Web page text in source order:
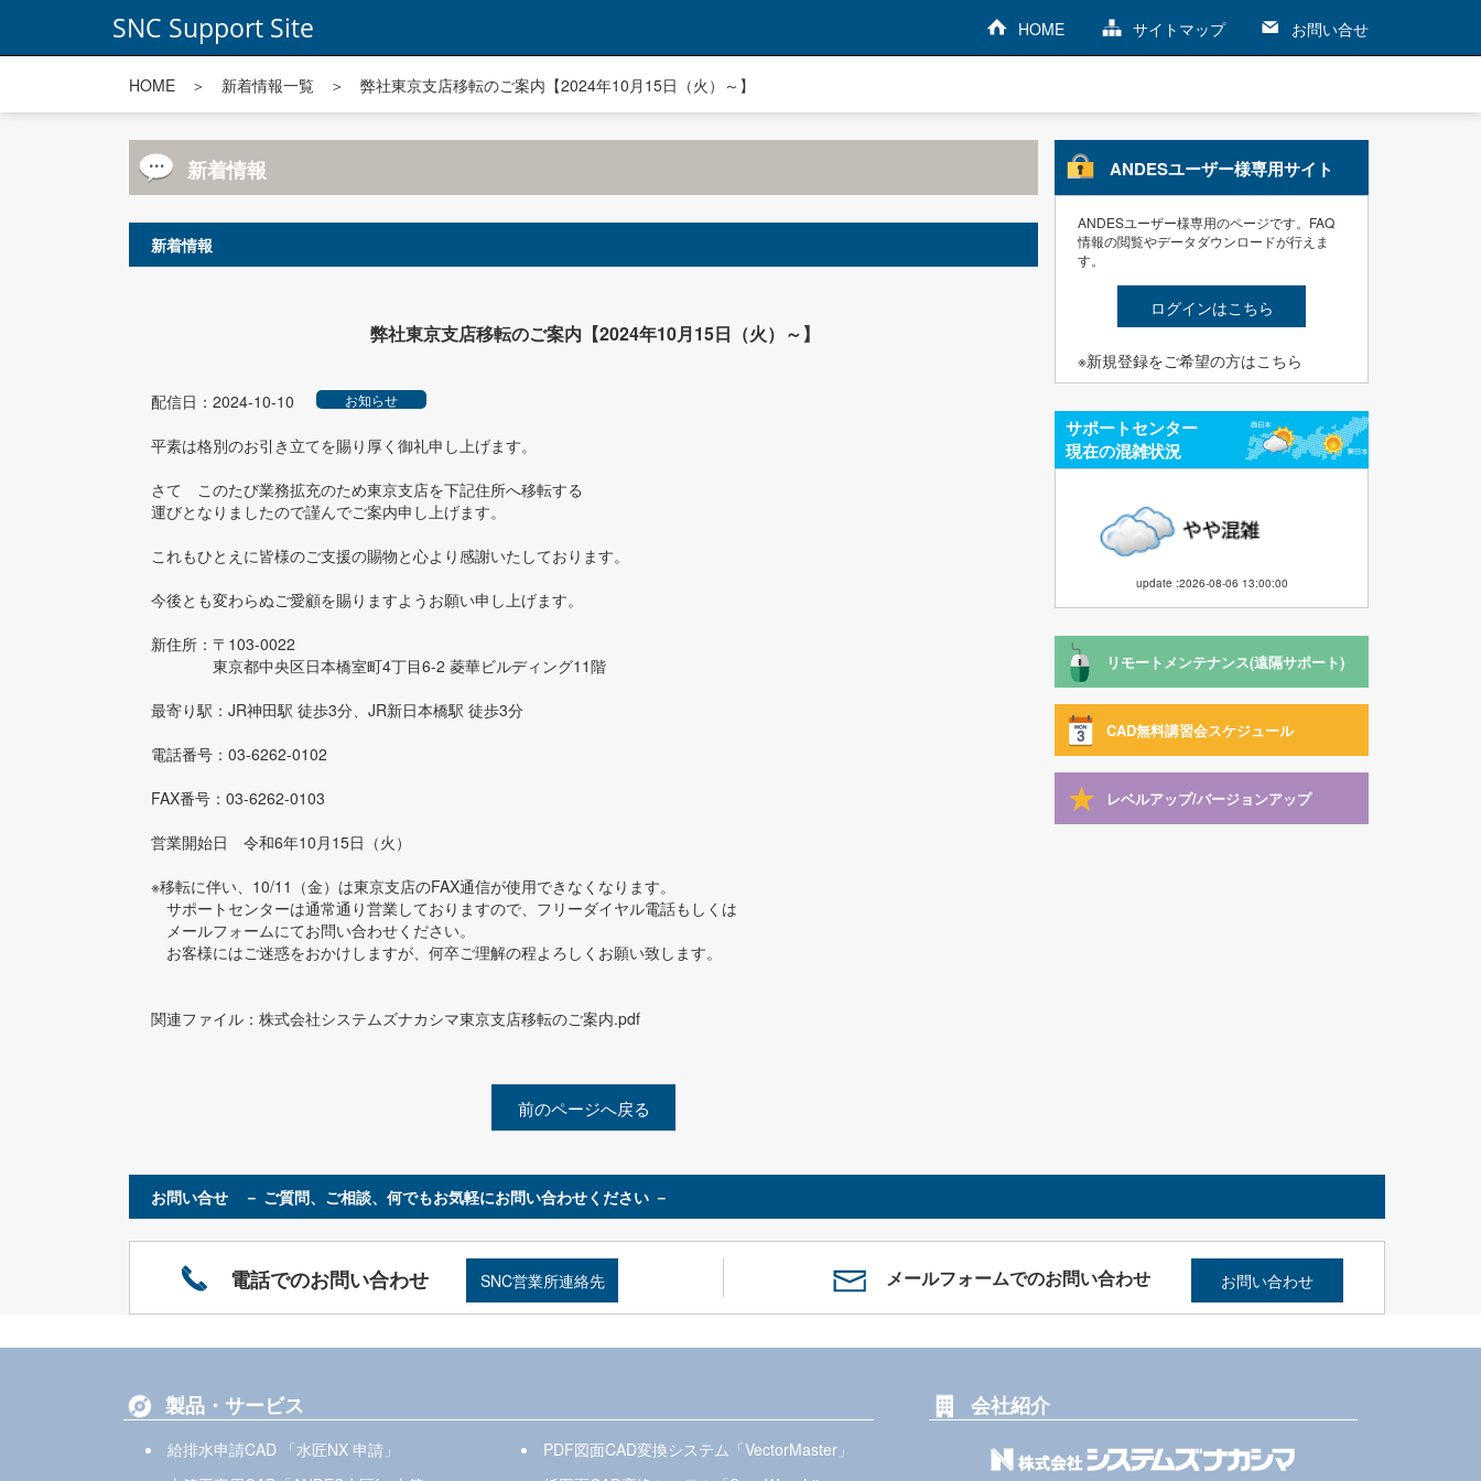
SNC Support Site HOME サイトマップ お問い合せ
HOME ＞ 新着情報一覧 ＞ 弊社東京支店移転のご案内【2024年10月15日（火）～】
新着情報
新着情報
弊社東京支店移転のご案内【2024年10月15日（火）～】
配信日：2024-10-10 お知らせ
平素は格別のお引き立てを賜り厚く御礼申し上げます。
さて このたび業務拡充のため東京支店を下記住所へ移転する
運びとなりましたので謹んでご案内申し上げます。
これもひとえに皆様のご支援の賜物と心より感謝いたしております。
今後とも変わらぬご愛顧を賜りますようお願い申し上げます。
新住所：〒103-0022
東京都中央区日本橋室町4丁目6-2 菱華ビルディング11階
最寄り駅：JR神田駅 徒歩3分、JR新日本橋駅 徒歩3分
電話番号：03-6262-0102
FAX番号：03-6262-0103
営業開始日 令和6年10月15日（火）
※移転に伴い、10/11（金）は東京支店のFAX通信が使用できなくなります。
サポートセンターは通常通り営業しておりますので、フリーダイヤル電話もしくは
メールフォームにてお問い合わせください。
お客様にはご迷惑をおかけしますが、何卒ご理解の程よろしくお願い致します。
関連ファイル： 株式会社システムズナカシマ東京支店移転のご案内.pdf
前のページへ戻る
ANDESユーザー様専用サイト
ANDESユーザー様専用のページです。FAQ
情報の閲覧やデータダウンロードが行えま
す。
ログインはこちら
※新規登録をご希望の方はこちら
サポートセンター
現在の混雑状況
update :2026-08-06 13:00:00
リモートメンテナンス(遠隔サポート)
CAD無料講習会スケジュール
レベルアップ/バージョンアップ
お問い合せ － ご質問、ご相談、何でもお気軽にお問い合わせください －
電話でのお問い合わせ SNC営業所連絡先 メールフォームでのお問い合わせ お問い合わせ
製品・サービス
給排水申請CAD 「水匠NX 申請」
PDF図面CAD変換システム「VectorMaster」
会社紹介